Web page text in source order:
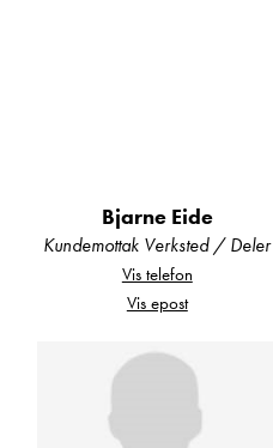
Bjarne Eide
Kundemottak Verksted / Deler
Vis telefon
Vis epost